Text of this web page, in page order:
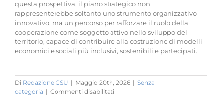
questa prospettiva, il piano strategico non
rappresenterebbe soltanto uno strumento organizzativo
innovativo, ma un percorso per rafforzare il ruolo della
cooperazione come soggetto attivo nello sviluppo del
territorio, capace di contribuire alla costruzione di modelli
economici e sociali più inclusivi, sostenibili e partecipati.
Di Redazione CSU | Maggio 20th, 2026 | Senza
categoria | Commenti disabilitati
Oltre